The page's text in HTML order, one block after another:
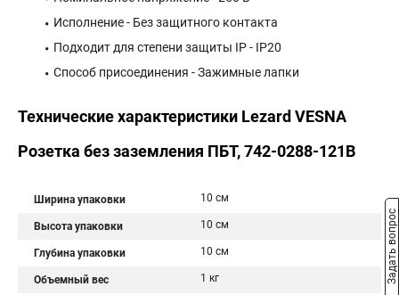
Исполнение - Без защитного контакта
Подходит для степени защиты IP - IP20
Способ присоединения - Зажимные лапки
Технические характеристики Lezard VESNA
Розетка без заземления ПБТ, 742-0288-121B
Ширина упаковки 10 см
Высота упаковки 10 см
Глубина упаковки 10 см
Объемный вес 1 кг Задать вопрос